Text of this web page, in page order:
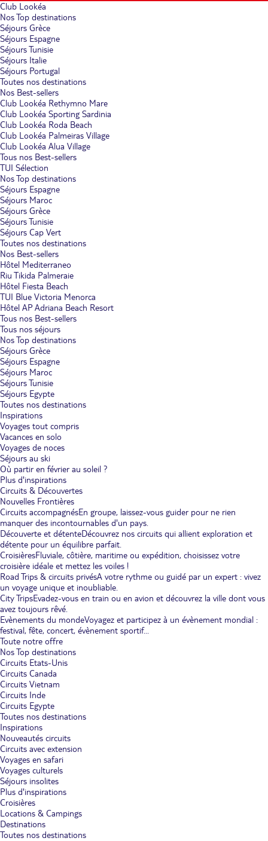
Club Lookéa
Nos Top destinations
Séjours Grèce
Séjours Espagne
Séjours Tunisie
Séjours Italie
Séjours Portugal
Toutes nos destinations
Nos Best-sellers
Club Lookéa Rethymno Mare
Club Lookéa Sporting Sardinia
Club Lookéa Roda Beach
Club Lookéa Palmeiras Village
Club Lookéa Alua Village
Tous nos Best-sellers
TUI Sélection
Nos Top destinations
Séjours Espagne
Séjours Maroc
Séjours Grèce
Séjours Tunisie
Séjours Cap Vert
Toutes nos destinations
Nos Best-sellers
Hôtel Mediterraneo
Riu Tikida Palmeraie
Hôtel Fiesta Beach
TUI Blue Victoria Menorca
Hôtel AP Adriana Beach Resort
Tous nos Best-sellers
Tous nos séjours
Nos Top destinations
Séjours Grèce
Séjours Espagne
Séjours Maroc
Séjours Tunisie
Séjours Egypte
Toutes nos destinations
Inspirations
Voyages tout compris
Vacances en solo
Voyages de noces
Séjours au ski
Où partir en février au soleil ?
Plus d'inspirations
Circuits & Découvertes
Nouvelles Frontières
Circuits accompagnésEn groupe, laissez-vous guider pour ne rien
manquer des incontournables d'un pays.
Découverte et détenteDécouvrez nos circuits qui allient exploration et
détente pour un équilibre parfait.
CroisièresFluviale, côtière, maritime ou expédition, choisissez votre
croisière idéale et mettez les voiles !
Road Trips & circuits privésA votre rythme ou guidé par un expert : vivez
un voyage unique et inoubliable.
City TripsEvadez-vous en train ou en avion et découvrez la ville dont vous
avez toujours rêvé.
Evènements du mondeVoyagez et participez à un évènement mondial :
festival, fête, concert, évènement sportif...
Toute notre offre
Nos Top destinations
Circuits Etats-Unis
Circuits Canada
Circuits Vietnam
Circuits Inde
Circuits Egypte
Toutes nos destinations
Inspirations
Nouveautés circuits
Circuits avec extension
Voyages en safari
Voyages culturels
Séjours insolites
Plus d'inspirations
Croisières
Locations & Campings
Destinations
Toutes nos destinations